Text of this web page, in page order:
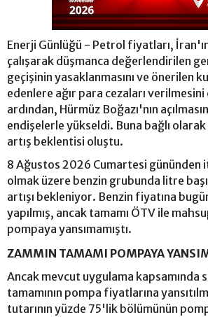
Enerji Günlüğü - Petrol fiyatları,
çalışarak düşmanca değerlendirilen
geçişinin yasaklanmasını ve önerilen
edenlere ağır para cezaları
ardından, Hürmüz Boğazı'nın
endişelerle yükseldi. Buna bağlı
artış beklentisi oluştu.
8 Ağustos 2026 Cumartesi gününden
olmak üzere benzin grubunda litre
artışı bekleniyor. Benzin fiyatına
yapılmış, ancak tamamı ÖTV ile
pompaya yansımamıştı.
ZAMMIN TAMAMI POMPAYA
Ancak mevcut uygulama kapsamında
tamamının pompa fiyatlarına
tutarının yüzde 75'lik bölümünün